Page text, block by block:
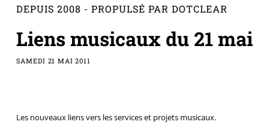
DEPUIS 2008 - PROPULSÉ PAR DOTCLEAR
Liens musicaux du 21 mai
SAMEDI 21 MAI 2011
Les nouveaux liens vers les services et projets musicaux.